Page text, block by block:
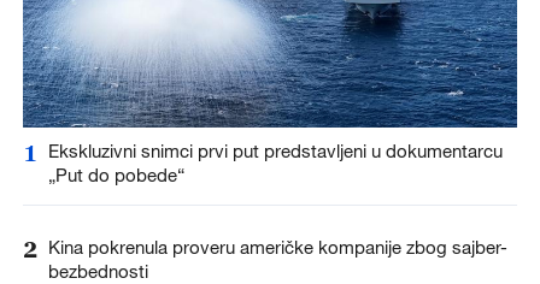
1
Ekskluzivni snimci prvi put predstavljeni u dokumentarcu
„Put do pobede“
2 Kina pokrenula proveru američke kompanije zbog sajber-
bezbednosti